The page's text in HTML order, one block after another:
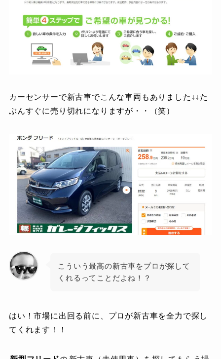
カーセンサーで新古車でこんな車両もありました↓↓た
ぶんすぐに売り切れになりますが・・（笑）
こういう最高の新古車をプロが探して
くれるってことだよね！？
はい！市場に出回る前に、プロが新古車を全力で探し
てくれます！！